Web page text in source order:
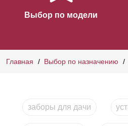
Выбор по модели
Главная Выбор по назначению
заборы для дачи